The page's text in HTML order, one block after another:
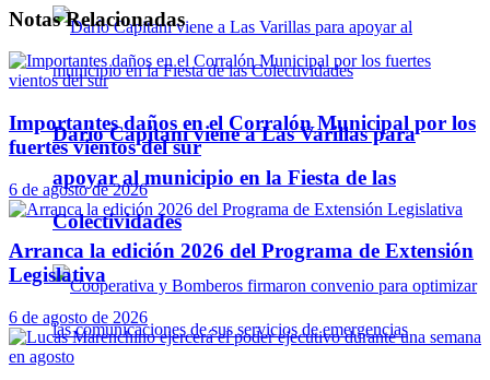
Darío Capitani viene a Las Varillas para
apoyar al municipio en la Fiesta de las
Colectividades
NotasRelacionadas
Importantes daños en el Corralón Municipal por los
fuertes vientos del sur
6 de agosto de 2026
Arranca la edición 2026 del Programa de Extensión
Legislativa
6 de agosto de 2026